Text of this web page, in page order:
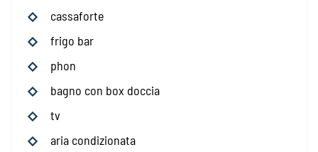
cassaforte
frigo bar
phon
bagno con box doccia
tv
aria condizionata